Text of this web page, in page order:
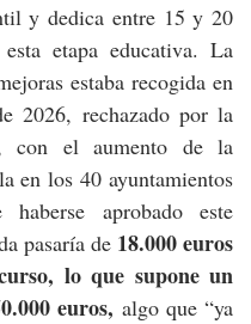
y dedica entre 15 y 20
etapa educativa. La
estaba recogida en
2026, rechazado por la
con el aumento de la
en los 40 ayuntamientos
aprobado este
pasaría de 18.000 euros
lo que supone un
euros, algo que “ya